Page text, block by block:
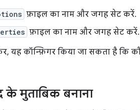
फ़ाइल का नाम और जगह सेट करें.
फ़ाइल का नाम और जगह सेट करें.
यह कॉन्फ़िगर किया जा सकता है कि
के मुताबिक बनाना